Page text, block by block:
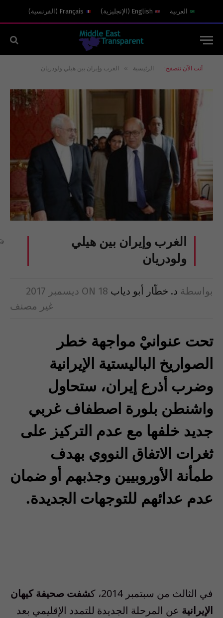
العربية English
( الإنجليزية)
Français
( الفرنسية)
أنت الآن تتصفح: الرئيسية » الغرب وإيران بين هيلي ولودريان
الغرب وإيران بين هيلي
ولودريان
بواسطة د. خطّار أبو دياب ON 18 ديسمبر 2017
غير مصنف
تحت عنوانيْ مواجهة خطر
الصواريخ الباليستية الإيرانية
وضرب أذرع إيران، ستحاول
واشنطن بلورة اصطفاف غربي
جديد خلفها مع عدم التركيز على
ثغرات الاتفاق النووي بهدف
طمأنة الأوروبيين وجذبهم أو ضمان
عدم عدائهم للتوجهات الجديدة.
في الثالث من سبتمبر 2014، ك
شفت صحيفة كيهان
الإيرانية عن المرحلة الجديدة للتمدد الإقليمي بعد